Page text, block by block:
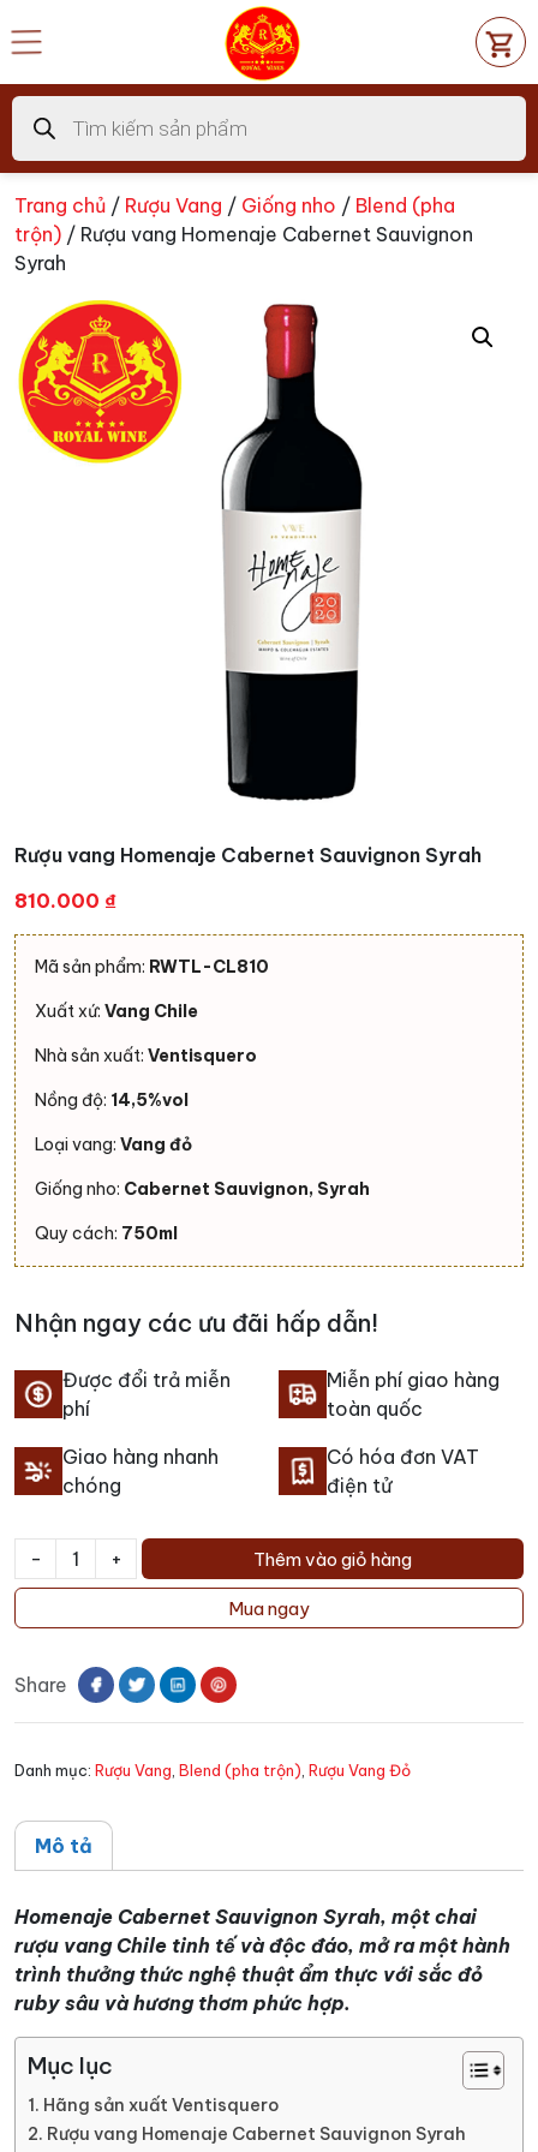
đến
dung
Tìm
kiếm
sản
phẩm
Trang chủ / Rượu Vang / Giống nho / Blend (pha
trộn) / Rượu vang Homenaje Cabernet Sauvignon
Syrah
Rượu vang Homenaje Cabernet Sauvignon Syrah
810.000 ₫
Mã sản phẩm: RWTL-CL810
Xuất xứ: Vang Chile
Nhà sản xuất: Ventisquero
Nồng độ: 14,5%vol
Loại vang: Vang đỏ
Giống nho: Cabernet Sauvignon, Syrah
Quy cách: 750ml
Nhận ngay các ưu đãi hấp dẫn!
Được đổi trả miễn
phí
Miễn phí giao hàng
toàn quốc
Giao hàng nhanh
chóng
Có hóa đơn VAT
điện tử
-
Rượu
Homenaje
Sauvignon
lượng
+ Thêm vào giỏ hàng
Mua ngay
Share
Danh mục: Rượu Vang, Blend (pha trộn), Rượu Vang Đỏ
Mô tả
Homenaje Cabernet Sauvignon Syrah, một chai
rượu vang Chile tinh tế và độc đáo, mở ra một hành
trình thưởng thức nghệ thuật ẩm thực với sắc đỏ
ruby sâu và hương thơm phức hợp.
Mục lục
Hãng sản xuất Ventisquero
Rượu vang Homenaje Cabernet Sauvignon Syrah